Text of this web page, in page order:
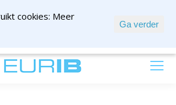
cookies: Meer
Ga verder